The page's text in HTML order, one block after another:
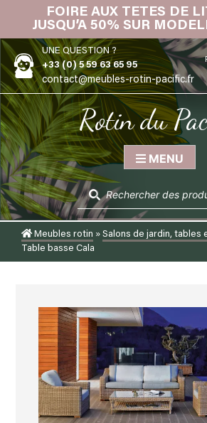
content
FOIRE AUX TETES DE
JUSQU’A 50% SUR
UNE QUESTION ?
+33 (0) 5 59 63 65 95
contact@meubles-rotin-pacific.fr
Rotin du
MENU
Recherche
de
produits
Meubles rotin » Salons de jardin, tables
Table basse Cala